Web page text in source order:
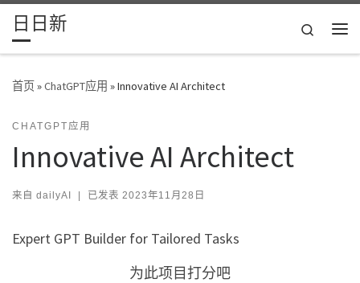
Skip to content
日日新
Search
首页»ChatGPT应用 »Innovative AI Architect
CHATGPT应用
Innovative AI Architect
来自 dailyAI | 已发表 2023年11月28日
Expert GPT Builder for Tailored Tasks
为此项目打分吧